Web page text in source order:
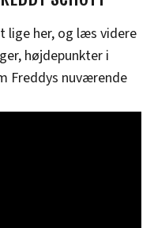
lige her, og læs videre
højdepunkter i
Freddys nuværende